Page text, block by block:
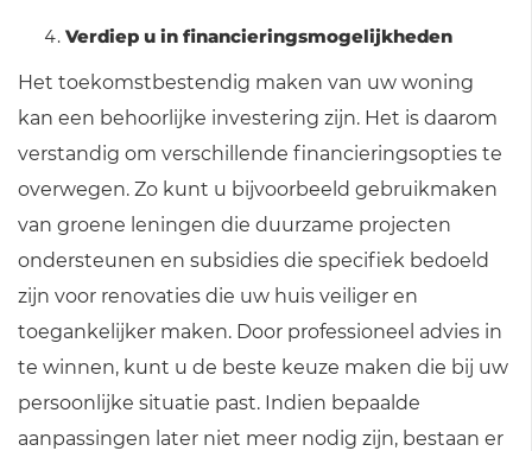
Verdiep u in financieringsmogelijkheden
Het toekomstbestendig maken van uw woning
kan een behoorlijke investering zijn. Het is daarom
verstandig om verschillende financieringsopties te
overwegen. Zo kunt u bijvoorbeeld gebruikmaken
van groene leningen die duurzame projecten
ondersteunen en subsidies die specifiek bedoeld
zijn voor renovaties die uw huis veiliger en
toegankelijker maken. Door professioneel advies in
te winnen, kunt u de beste keuze maken die bij uw
persoonlijke situatie past. Indien bepaalde
aanpassingen later niet meer nodig zijn, bestaan er